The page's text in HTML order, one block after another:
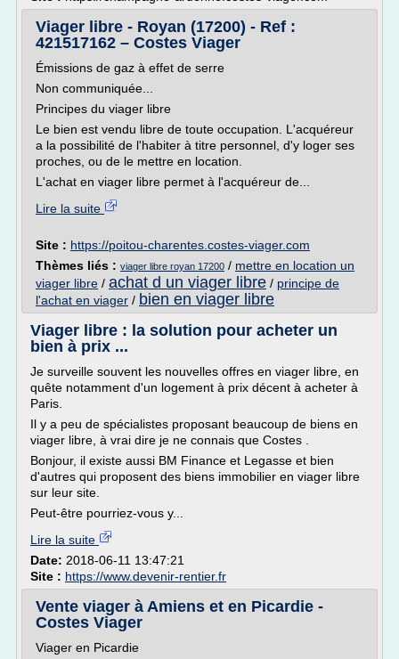
Viager libre - Royan (17200) - Ref :
421517162 – Costes Viager
Émissions de gaz à effet de serre
Non communiquée...
Principes du viager libre
Le bien est vendu libre de toute occupation. L'acquéreur
a la possibilité de l'habiter à titre personnel, d'y loger ses
proches, ou de le mettre en location.
L'achat en viager libre permet à l'acquéreur de...
Lire la suite
Site : https://poitou-charentes.costes-viager.com
Thèmes liés : viager libre royan 17200 / mettre en location un
viager libre / achat d un viager libre / principe de
l'achat en viager / bien en viager libre
Viager libre : la solution pour acheter un
bien à prix ...
Je surveille souvent les nouvelles offres en viager libre, en
quête notamment d'un logement à prix décent à acheter à
Paris.
Il y a peu de spécialistes proposant beaucoup de biens en
viager libre, à vrai dire je ne connais que Costes .
Bonjour, il existe aussi BM Finance et Legasse et bien
d'autres qui proposent des biens immobilier en viager libre
sur leur site.
Peut-être pourriez-vous y...
Lire la suite
Date: 2018-06-11 13:47:21
Site : https://www.devenir-rentier.fr
Vente viager à Amiens et en Picardie -
Costes Viager
Viager en Picardie